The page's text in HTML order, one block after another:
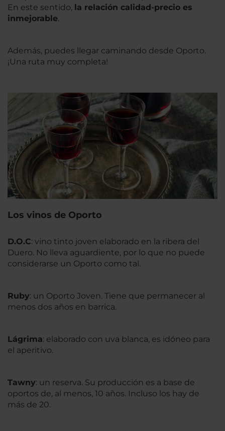
En este sentido, la relación calidad-precio es
inmejorable.
Además, puedes llegar caminando desde Oporto.
¡Una ruta muy completa!
Los vinos de Oporto
D.O.C: vino tinto joven elaborado en la ribera del
Duero. No lleva aguardiente, por lo que no puede
considerarse un Oporto como tal.
Ruby: un Oporto Joven. Tiene que permanecer al
menos dos años en barrica.
Lágrima: elaborado con uva blanca, es idóneo para
el aperitivo.
Tawny: un reserva. Su producción es a base de
oportos de, al menos, 10 años. Incluso los hay de
más de 20.